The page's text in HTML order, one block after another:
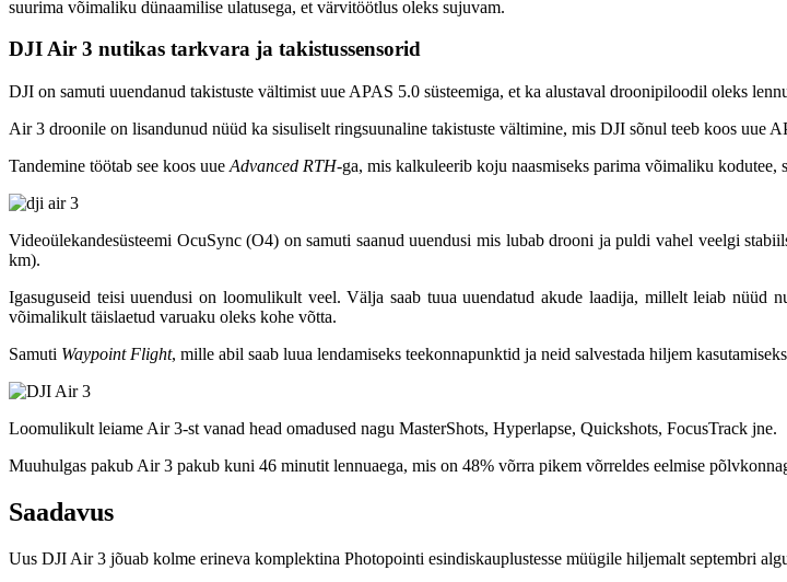
suurima võimaliku dünaamilise ulatusega, et värvitöötlus oleks sujuvam.
DJI Air 3 nutikas tarkvara ja takistussensorid
DJI on samuti uuendanud takistuste vältimist uue APAS 5.0 süsteemiga, et ka alustaval droonipiloodil oleks
Air 3 droonile on lisandunud nüüd ka sisuliselt ringsuunaline takistuste vältimine, mis DJI sõnul teeb koos uue
Tandemine töötab see koos uue Advanced RTH-ga, mis kalkuleerib koju naasmiseks parima võimaliku kodutee,
Videoülekandesüsteemi OcuSync (O4) on samuti saanud uuendusi mis lubab drooni ja puldi vahel veelgi
km).
Igasuguseid teisi uuendusi on loomulikult veel. Välja saab tuua uuendatud akude laadija, millelt leiab nüüd
võimalikult täislaetud varuaku oleks kohe võtta.
Samuti Waypoint Flight, mille abil saab luua lendamiseks teekonnapunktid ja neid salvestada hiljem
Loomulikult leiame Air 3-st vanad head omadused nagu MasterShots, Hyperlapse, Quickshots, FocusTrack jne.
Muuhulgas pakub Air 3 pakub kuni 46 minutit lennuaega, mis on 48% võrra pikem võrreldes eelmise
Saadavus
Uus DJI Air 3 jõuab kolme erineva komplektina Photopointi esindiskauplustesse müügile hiljemalt septembri